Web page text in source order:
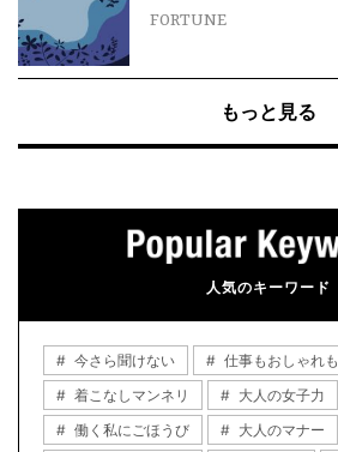
FORTUNE
もっと見る
人気のキーワード
今さら聞けない 仕事もおしゃれも
着こなしマンネリ
大人の女子力
働く私にごほうび
大人のマナー